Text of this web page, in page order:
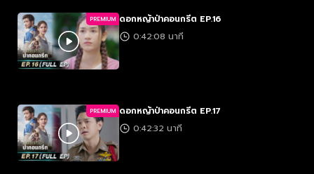
PREMIUM ดอกหญ้าป่าคอนกรีต EP.16
0:42:08 นาที
PREMIUM ดอกหญ้าป่าคอนกรีต EP.17
0:42:32 นาที